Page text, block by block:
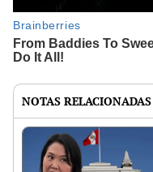
NOTAS RELACIONADAS